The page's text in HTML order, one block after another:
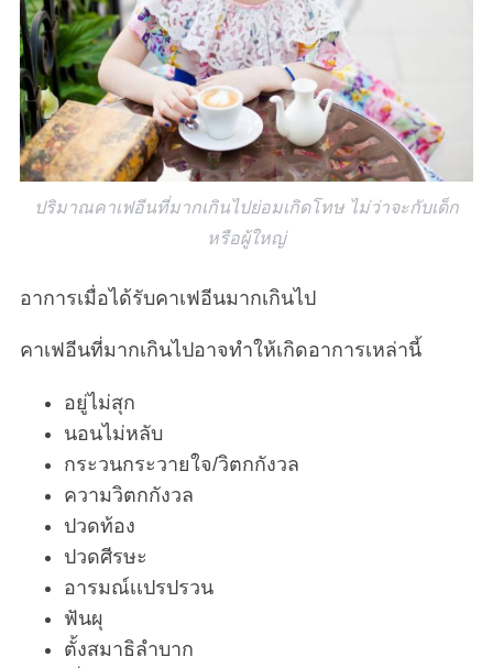
ปริมาณคาเฟอีนที่มากเกินไปย่อมเกิดโทษ ไม่ว่าจะกับเด็ก
หรือผู้ใหญ่
อาการเมื่อได้รับคาเฟอีนมากเกินไป
คาเฟอีนที่มากเกินไปอาจทำให้เกิดอาการเหล่านี้
อยู่ไม่สุก
นอนไม่หลับ
กระวนกระวายใจ/วิตกกังวล
ความวิตกกังวล
ปวดท้อง
ปวดศีรษะ
อารมณ์เเปรปรวน
ฟันผุ
ตั้งสมาธิลำบาก